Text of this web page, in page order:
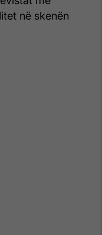
në skenën